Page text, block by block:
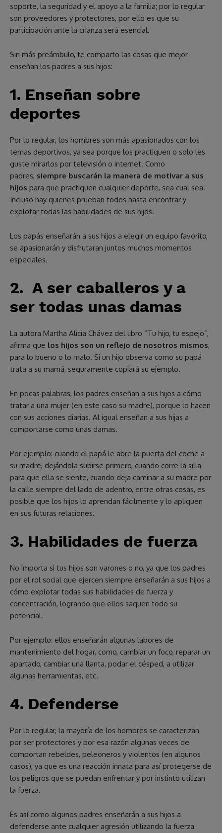
soporte, la seguridad y el apoyo a la familia; por lo regular
son proveedores y protectores, por ello es que su
participación ante la crianza será esencial.
Sin más preámbulo, te comparto las cosas que mejor
enseñan los padres a sus hijos:
1. Enseñan sobre
deportes
Por lo regular, los hombres son más apasionados con los
temas deportivos, ya sea porque los practiquen o solo les
guste mirarlos por televisión o internet. Como
padres, siempre buscarán la manera de motivar a sus
hijos para que practiquen cualquier deporte, sea cual sea.
Incluso hay quienes prueban todos hasta encontrar y
explotar todas las habilidades de sus hijos.
Los papás enseñarán a sus hijos a elegir un equipo favorito,
se apasionarán y disfrutaran juntos muchos momentos
especiales.
2. A ser caballeros y a
ser todas unas damas
La autora Martha Alicia Chávez del libro “Tu hijo, tu espejo”,
afirma que los hijos son un reflejo de nosotros mismos,
para lo bueno o lo malo. Si un hijo observa como su papá
trata a su mamá, seguramente copiará su ejemplo.
En pocas palabras, los padres enseñan a sus hijos a cómo
tratar a una mujer (en este caso su madre), porque lo hacen
con sus acciones diarias. Al igual enseñan a sus hijas a
comportarse como unas damas.
Por ejemplo: cuando el papá le abre la puerta del coche a
su madre, dejándola subirse primero, cuando corre la silla
para que ella se siente, cuando deja caminar a su madre por
la calle siempre del lado de adentro, entre otras cosas, es
posible que los hijos lo aprendan fácilmente y lo apliquen
en sus futuras relaciones.
3. Habilidades de fuerza
No importa si tus hijos son varones o no, ya que los padres
por el rol social que ejercen siempre enseñarán a sus hijos a
cómo explotar todas sus habilidades de fuerza y
concentración, logrando que ellos saquen todo su
potencial.
Por ejemplo: ellos enseñarán algunas labores de
mantenimiento del hogar, como, cambiar un foco, reparar un
apartado, cambiar una llanta, podar el césped, a utilizar
algunas herramientas, etc.
4. Defenderse
Por lo regular, la mayoría de los hombres se caracterizan
por ser protectores y por esa razón algunas veces de
comportan rebeldes, peleoneros y violentos (en algunos
casos), ya que es una reacción innata para así protegerse de
los peligros que se puedan enfrentar y por instinto utilizan
la fuerza.
Es así como algunos padres enseñarán a sus hijos a
defenderse ante cualquier agresión utilizando la fuerza